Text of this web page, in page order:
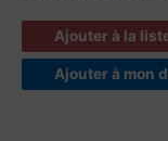
Ajouter à la
Ajouter à mon